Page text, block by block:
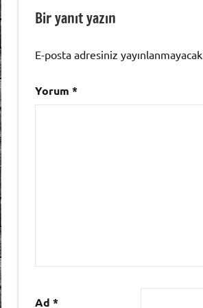
Bir yanıt yazın
E-posta adresiniz yayınlanmayacak.
Yorum *
Ad *